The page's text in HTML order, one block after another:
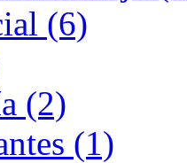
(6)
(2)
(1)